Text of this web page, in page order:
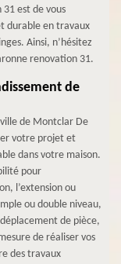
est de vous
durable en travaux
Ainsi, n’hésitez
renovation 31.
de
ville de Montclar De
votre projet et
dans votre maison.
pour
l’extension ou
ou double niveau,
de pièce,
de réaliser vos
des travaux